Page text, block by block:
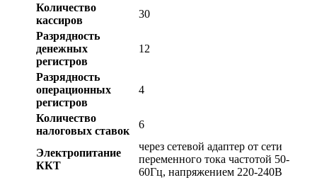
Количество
кассиров
30
Разрядность
денежных
регистров
12
Разрядность
операционных
регистров
4
Количество
налоговых ставок
6
Электропитание
ККТ
через сетевой адаптер от сети
переменного тока частотой 50-
60Гц, напряжением 220-240В